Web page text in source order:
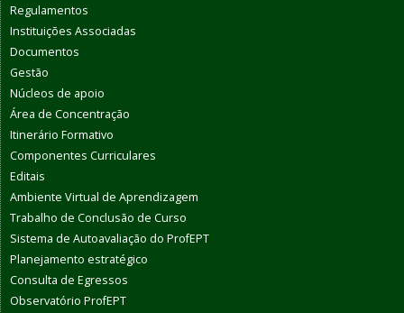
Regulamentos
Instituições Associadas
Documentos
Gestão
Núcleos de apoio
Área de Concentração
Itinerário Formativo
Componentes Curriculares
Editais
Ambiente Virtual de Aprendizagem
Trabalho de Conclusão de Curso
Sistema de Autoavaliação do ProfEPT
Planejamento estratégico
Consulta de Egressos
Observatório ProfEPT